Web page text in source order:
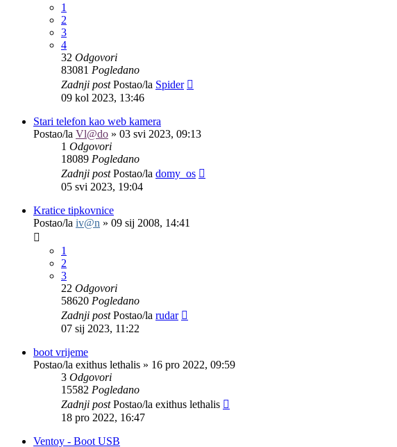
1
2
3
4
32 Odgovori
83081 Pogledano
Zadnji postPostao/la Spider
09 kol 2023, 13:46
Stari telefon kao web kamera
Postao/la Vl@do » 03 svi 2023, 09:13
1 Odgovori
18089 Pogledano
Zadnji postPostao/la domy_os
05 svi 2023, 19:04
Kratice tipkovnice
Postao/la iv@n » 09 sij 2008, 14:41
1
2
3
22 Odgovori
58620 Pogledano
Zadnji postPostao/la rudar
07 sij 2023, 11:22
boot vrijeme
Postao/la exithus lethalis » 16 pro 2022, 09:59
3 Odgovori
15582 Pogledano
Zadnji postPostao/la exithus lethalis
18 pro 2022, 16:47
Ventoy - Boot USB